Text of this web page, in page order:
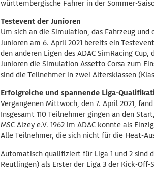
württembergische Fahrer in der Sommer-
Testevent der Junioren
Um sich an die Simulation, das Fahrzeug und
Junioren am 6. April 2021 bereits ein
den anderen Ligen des ADAC SimRacing
Junioren die Simulation Assetto Corsa zum
sind die Teilnehmer in zwei Altersklassen
Erfolgreiche und spannende Liga-
Vergangenen Mittwoch, den 7. April 2021,
Insgesamt 110 Teilnehmer gingen an den
MSC Alzey e.V. 1962 im ADAC konnte als
Alle Teilnehmer, die sich nicht für die Heat-
Automatisch qualifiziert für Liga 1 und 2 sind
Reutlingen) als Erster der Liga 3 der Kick-Off-